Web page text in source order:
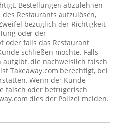
Bestellungen abzulehnen
Restaurants aufzulösen,
bezüglich der Richtigkeit
oder der
oder falls das Restaurant
schließen möchte. Falls
aufgibt, die nachweislich falsch
Takeaway.com berechtigt, bei
Wenn der Kunde
falsch oder betrügerisch
dies der Polizei melden.